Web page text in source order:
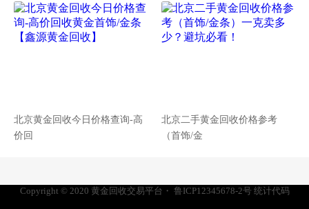
北京黄金回收今日价格查询-高
价回
北京二手黄金回收价格参考
（首饰/金
Copyright © 2020 黄金回收交易平台 ・ 鲁ICP12345678-2号 统计代码